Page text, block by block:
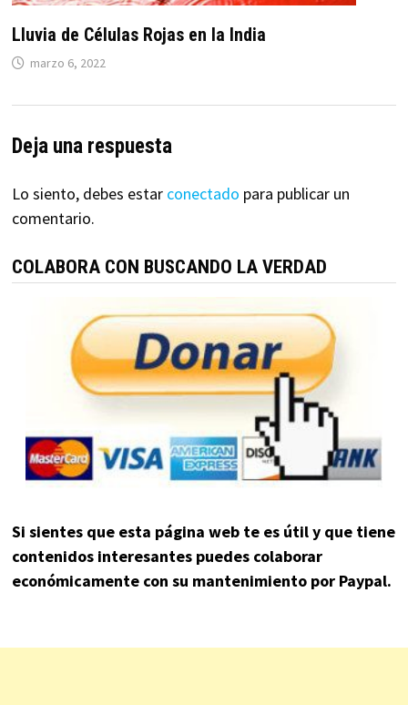
Lluvia de Células Rojas en la India
marzo 6, 2022
Deja una respuesta
Lo siento, debes estar conectado para publicar un
comentario.
COLABORA CON BUSCANDO LA VERDAD
Si sientes que esta página web te es útil y que tiene
contenidos interesantes puedes colaborar
económicamente con su mantenimiento por Paypal.